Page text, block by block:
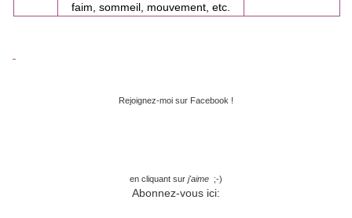
faim, sommeil, mouvement, etc.
Rejoignez-moi sur Facebook !
en cliquant sur j'aime ;-)
Abonnez-vous ici: